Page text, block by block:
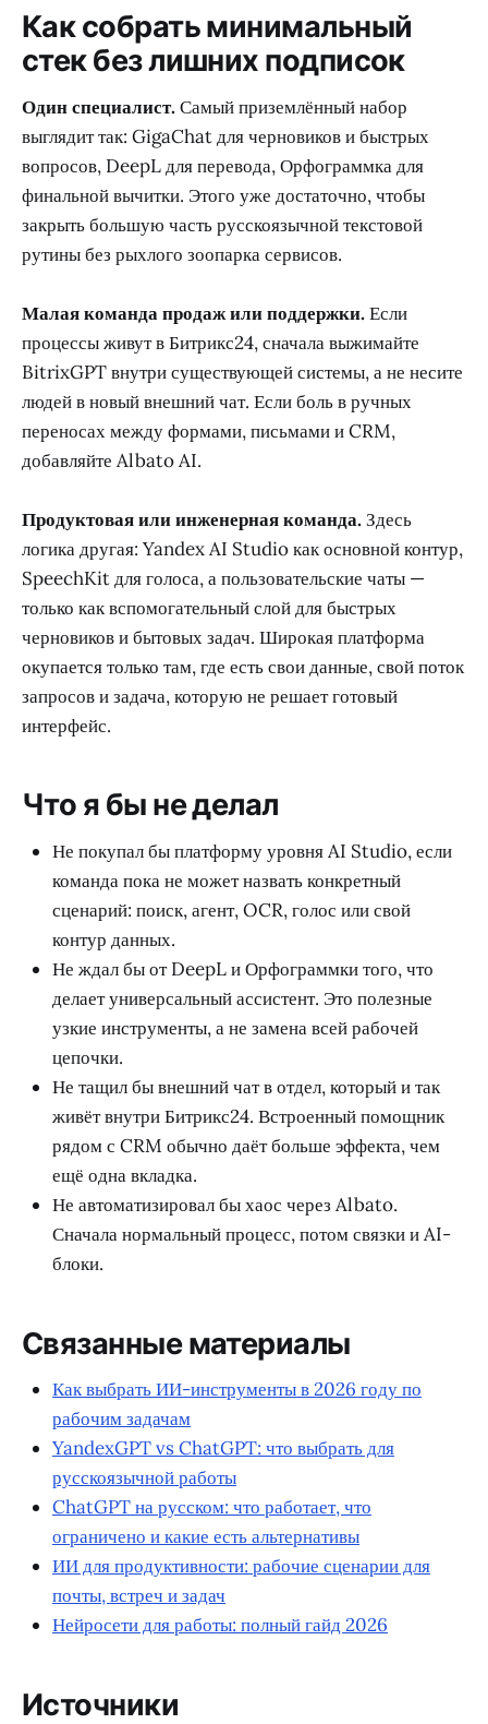
Как собрать минимальный
стек без лишних подписок
Один специалист.Самый приземлённый набор
выглядит так: GigaChat для черновиков и быстрых
вопросов, DeepL для перевода, Орфограммка для
финальной вычитки. Этого уже достаточно, чтобы
закрыть большую часть русскоязычной текстовой
рутины без рыхлого зоопарка сервисов.
Малая команда продаж или поддержки.Если
процессы живут в Битрикс24, сначала выжимайте
BitrixGPT внутри существующей системы, а не несите
людей в новый внешний чат. Если боль в ручных
переносах между формами, письмами и CRM,
добавляйте Albato AI.
Продуктовая или инженерная команда.Здесь
логика другая: Yandex AI Studio как основной контур,
SpeechKit для голоса, а пользовательские чаты —
только как вспомогательный слой для быстрых
черновиков и бытовых задач. Широкая платформа
окупается только там, где есть свои данные, свой поток
запросов и задача, которую не решает готовый
интерфейс.
Что я бы не делал
Не покупал бы платформу уровня AI Studio, если
команда пока не может назвать конкретный
сценарий: поиск, агент, OCR, голос или свой
контур данных.
Не ждал бы от DeepL и Орфограммки того, что
делает универсальный ассистент. Это полезные
узкие инструменты, а не замена всей рабочей
цепочки.
Не тащил бы внешний чат в отдел, который и так
живёт внутри Битрикс24. Встроенный помощник
рядом с CRM обычно даёт больше эффекта, чем
ещё одна вкладка.
Не автоматизировал бы хаос через Albato.
Сначала нормальный процесс, потом связки и AI-
блоки.
Связанные материалы
Как выбрать ИИ-инструменты в 2026 году по
рабочим задачам
YandexGPT vs ChatGPT: что выбрать для
русскоязычной работы
ChatGPT на русском: что работает, что
ограничено и какие есть альтернативы
ИИ для продуктивности: рабочие сценарии для
почты, встреч и задач
Нейросети для работы: полный гайд 2026
Источники